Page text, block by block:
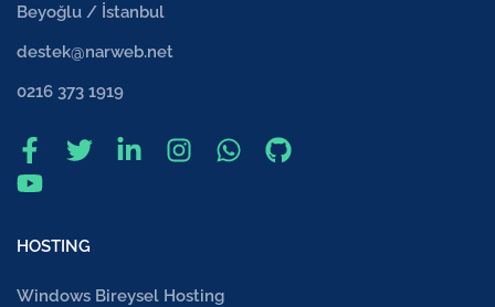
Beyoğlu / İstanbul
destek@narweb.net
0216 373 1919
HOSTING
Windows Bireysel Hosting